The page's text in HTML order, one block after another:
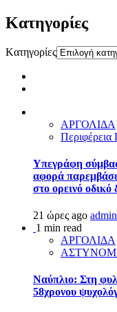
Kατηγορίες
Kατηγορίες
ΑΡΓΟΛΙΔΑ
Υπεγράφη
αφορά
στο ορεινό
21 ώρες ago admin
1 min read
ΑΡΓΟΛΙΔΑ
Ναύπλιο: Στη
58χρονου